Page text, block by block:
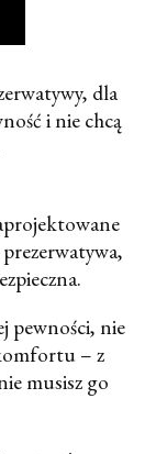
dla
i nie chcą
pewności, nie
– z
musisz go